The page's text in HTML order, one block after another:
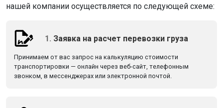
нашей компании осуществляется по следующей схеме:
1. Заявка на расчет перевозки груза
Принимаем от вас запрос на калькуляцию стоимости
транспортировки — онлайн через веб-сайт, телефонным
звонком, в мессенджерах или электронной почтой.